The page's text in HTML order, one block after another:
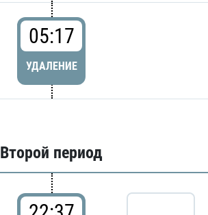
05:17
УДАЛЕНИЕ
Второй период